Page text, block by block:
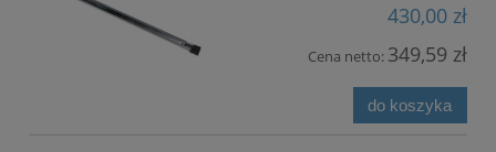
430,00 zł
Cena netto: 349,59 zł
do koszyka